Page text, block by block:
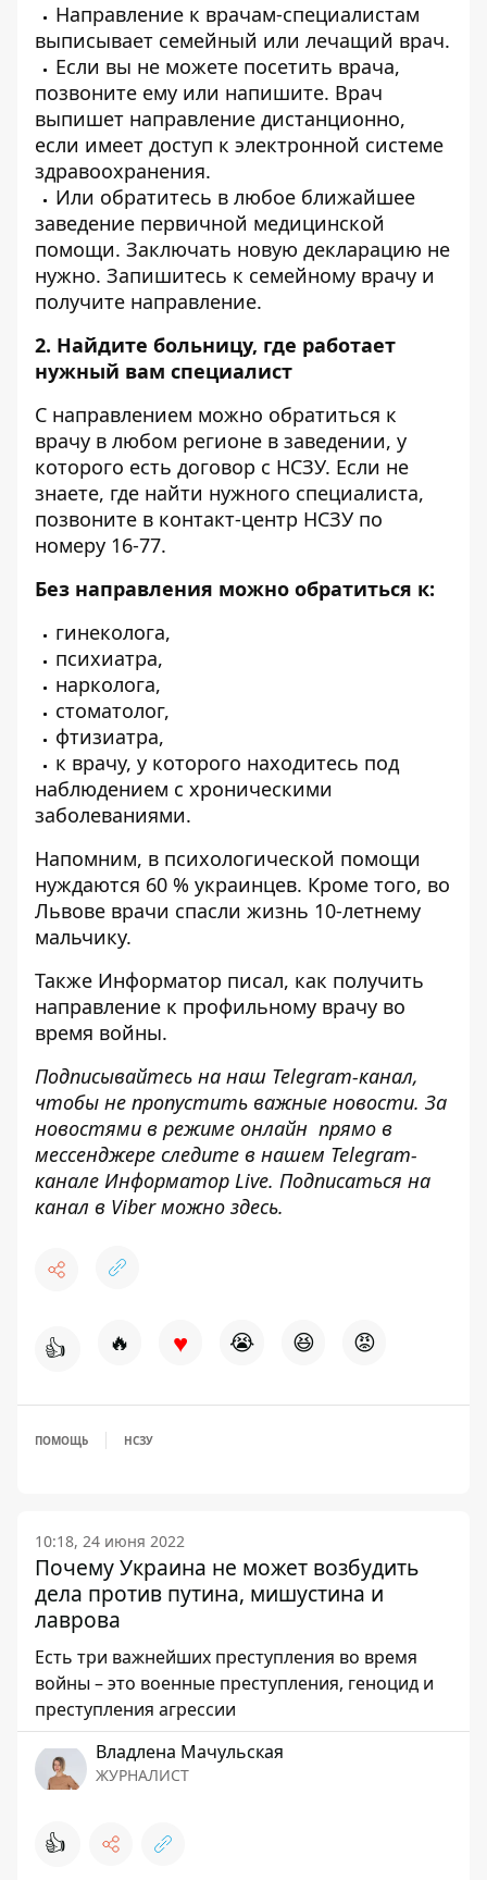
Направление к врачам-специалистам
выписывает семейный или лечащий врач.
Если вы не можете посетить врача,
позвоните ему или напишите. Врач
выпишет направление дистанционно,
если имеет доступ к электронной системе
здравоохранения.
Или обратитесь в любое ближайшее
заведение первичной медицинской
помощи. Заключать новую декларацию не
нужно. Запишитесь к семейному врачу и
получите направление.
2. Найдите больницу, где работает
нужный вам специалист
С направлением можно обратиться к
врачу в любом регионе в заведении, у
которого есть договор с НСЗУ. Если не
знаете, где найти нужного специалиста,
позвоните в контакт-центр НСЗУ по
номеру 16-77.
Без направления можно обратиться к:
гинеколога,
психиатра,
нарколога,
стоматолог,
фтизиатра,
к врачу, у которого находитесь под
наблюдением с хроническими
заболеваниями.
Напомним, в психологической помощи
нуждаются 60 % украинцев. Кроме того, во
Львове врачи спасли жизнь 10-летнему
мальчику.
Также Информатор писал, как получить
направление к профильному врачу во
время войны.
Подписывайтесь на наш Telegram-канал,
чтобы не пропустить важные новости. За
новостями в режиме онлайн прямо в
мессенджере следите в нашем Telegram-
канале Информатор Live. Подписаться на
канал в Viber можно здесь.
👍 🔥 ♥ 😭 😆 😡
ПОМОЩЬ НСЗУ
10:18, 24 июня 2022
Почему Украина не может возбудить
дела против путина, мишустина и
лаврова
Есть три важнейших преступления во время
войны – это военные преступления, геноцид и
преступления агрессии
Владлена Мачульская
ЖУРНАЛИСТ
👍